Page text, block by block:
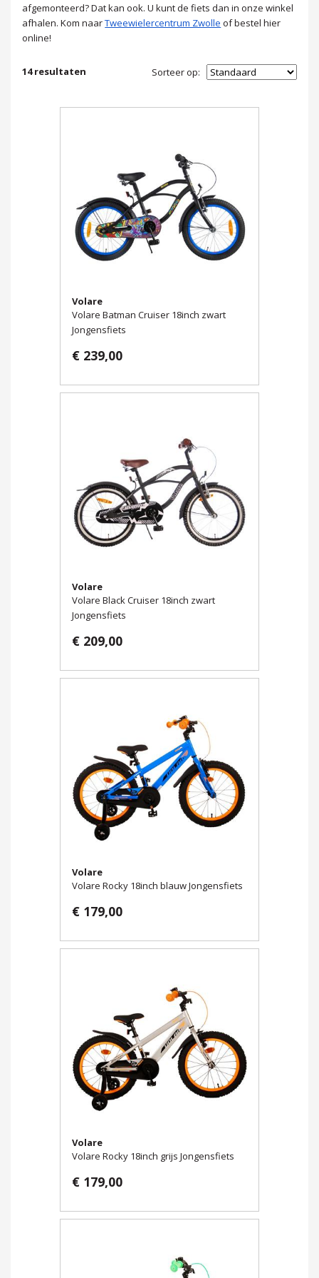
afgemonteerd? Dat kan ook. U kunt de fiets dan in onze winkel
afhalen. Kom naarTweewielercentrum Zwolle of bestel hier
online!
14resultaten Sorteer op:
Volare
Volare Batman Cruiser 18inch zwart
Jongensfiets
€ 239,00
Volare
Volare Black Cruiser 18inch zwart
Jongensfiets
€ 209,00
Volare
Volare Rocky 18inch blauw Jongensfiets
€ 179,00
Volare
Volare Rocky 18inch grijs Jongensfiets
€ 179,00